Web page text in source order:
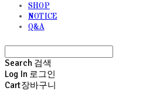
SHOP
NOTICE
Q&A
Search 검색
Log In 로그인
Cart장바구니